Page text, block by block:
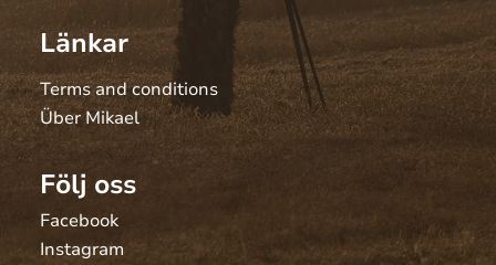
Länkar
Terms and conditions
Über Mikael
Följ oss
Facebook
Instagram